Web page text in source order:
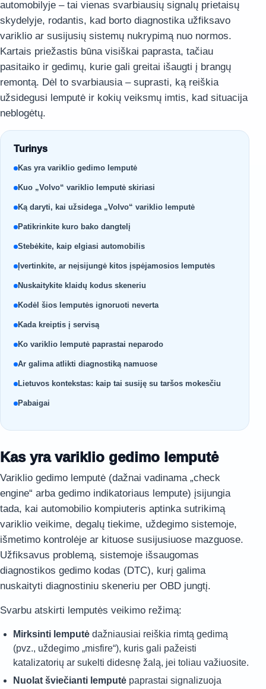
automobilyje – tai vienas svarbiausių signalų prietaisų
skydelyje, rodantis, kad borto diagnostika užfiksavo
variklio ar susijusių sistemų nukrypimą nuo normos.
Kartais priežastis būna visiškai paprasta, tačiau
pasitaiko ir gedimų, kurie gali greitai išaugti į brangų
remontą. Dėl to svarbiausia – suprasti, ką reiškia
užsidegusi lemputė ir kokių veiksmų imtis, kad situacija
neblogėtų.
Turinys
Kas yra variklio gedimo lemputė
Kuo „Volvo“ variklio lemputė skiriasi
Ką daryti, kai užsidega „Volvo“ variklio lemputė
Patikrinkite kuro bako dangtelį
Stebėkite, kaip elgiasi automobilis
Įvertinkite, ar neįsijungė kitos įspėjamosios lemputės
Nuskaitykite klaidų kodus skeneriu
Kodėl šios lemputės ignoruoti neverta
Kada kreiptis į servisą
Ko variklio lemputė paprastai neparodo
Ar galima atlikti diagnostiką namuose
Lietuvos kontekstas: kaip tai susiję su taršos mokesčiu
Pabaigai
Kas yra variklio gedimo lemputė
Variklio gedimo lemputė (dažnai vadinama „check
engine“ arba gedimo indikatoriaus lempute) įsijungia
tada, kai automobilio kompiuteris aptinka sutrikimą
variklio veikime, degalų tiekime, uždegimo sistemoje,
išmetimo kontrolėje ar kituose susijusiuose mazguose.
Užfiksavus problemą, sistemoje išsaugomas
diagnostikos gedimo kodas (DTC), kurį galima
nuskaityti diagnostiniu skeneriu per OBD jungtį.
Svarbu atskirti lemputės veikimo režimą:
Mirksinti lemputė dažniausiai reiškia rimtą gedimą
(pvz., uždegimo „misfire“), kuris gali pažeisti
katalizatorių ar sukelti didesnę žalą, jei toliau važiuosite.
Nuolat šviečianti lemputė paprastai signalizuoja